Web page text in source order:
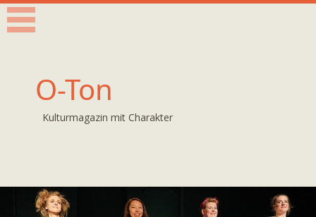
O-Ton
Kulturmagazin mit Charakter